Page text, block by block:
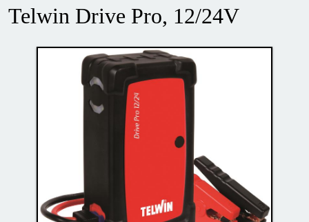
Telwin Drive Pro, 12/24V